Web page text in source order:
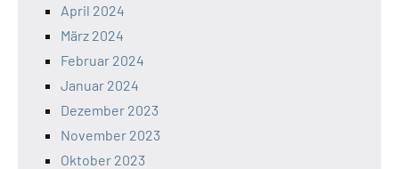
April 2024
März 2024
Februar 2024
Januar 2024
Dezember 2023
November 2023
Oktober 2023